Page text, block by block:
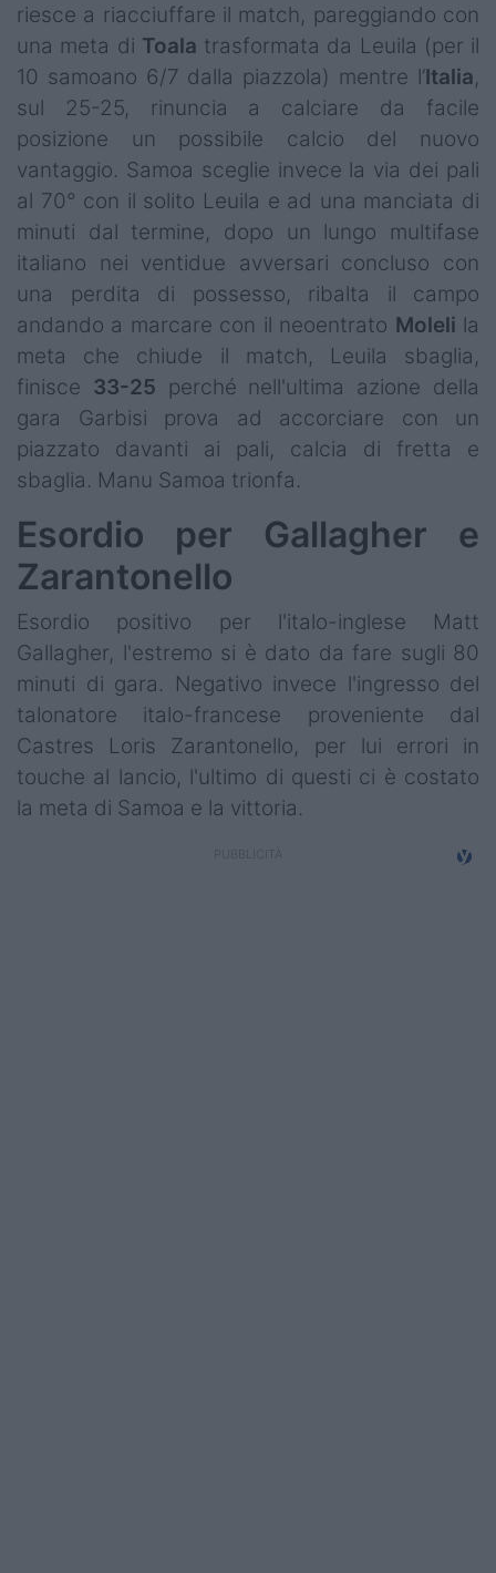
riesce a riacciuffare il match, pareggiando con
una meta di Toala trasformata da Leuila (per il
10 samoano 6/7 dalla piazzola) mentre l’Italia,
sul 25-25, rinuncia a calciare da facile
posizione un possibile calcio del nuovo
vantaggio. Samoa sceglie invece la via dei pali
al 70° con il solito Leuila e ad una manciata di
minuti dal termine, dopo un lungo multifase
italiano nei ventidue avversari concluso con
una perdita di possesso, ribalta il campo
andando a marcare con il neoentrato Moleli la
meta che chiude il match, Leuila sbaglia,
finisce 33-25
perché nell'ultima azione della
gara Garbisi prova ad accorciare con un
piazzato davanti ai pali, calcia di fretta e
sbaglia. Manu Samoa trionfa.
Esordio per Gallagher e
Zarantonello
Esordio positivo per l'italo-inglese Matt
Gallagher, l'estremo si è dato da fare sugli 80
minuti di gara. Negativo invece l'ingresso del
talonatore italo-francese proveniente dal
Castres Loris Zarantonello, per lui errori in
touche al lancio, l'ultimo di questi ci è costato
la meta di Samoa e la vittoria.